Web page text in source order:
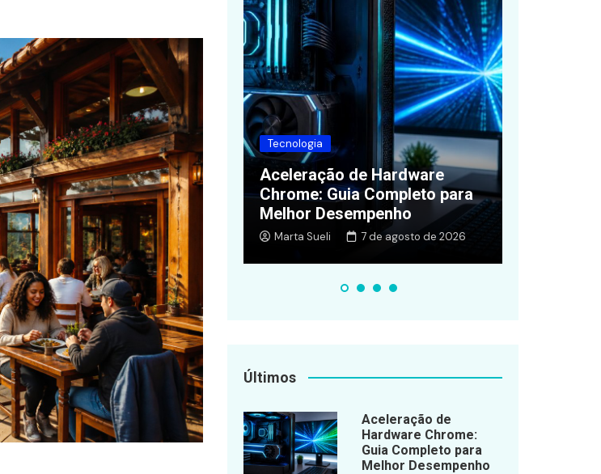
Curiosidades
Verem ou Virem? Guia Prático
para Não Errar Mais
Ingrid Massa 31 de maio de 2026
Tecnologia
Aceleração de Hardware
Chrome: Guia Completo para
Melhor Desempenho
Marta Sueli 7 de agosto de 2026
Últimos
Aceleração de
Hardware Chrome:
Guia Completo para
Melhor Desempenho